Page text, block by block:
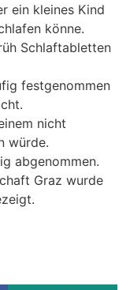
ein kleines Kind
könne.
Schlaftabletten
festgenommen
nicht
würde.
abgenommen.
Graz wurde